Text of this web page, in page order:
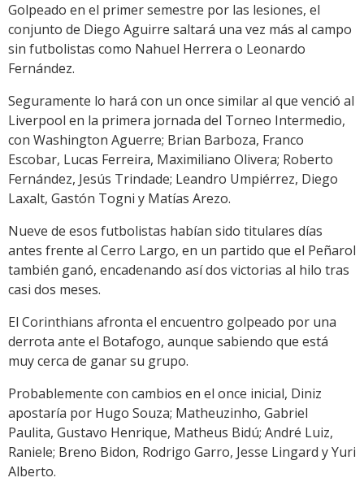
Golpeado en el primer semestre por las lesiones, el
conjunto de Diego Aguirre saltará una vez más al campo
sin futbolistas como Nahuel Herrera o Leonardo
Fernández.
Seguramente lo hará con un once similar al que venció al
Liverpool en la primera jornada del Torneo Intermedio,
con Washington Aguerre; Brian Barboza, Franco
Escobar, Lucas Ferreira, Maximiliano Olivera; Roberto
Fernández, Jesús Trindade; Leandro Umpiérrez, Diego
Laxalt, Gastón Togni y Matías Arezo.
Nueve de esos futbolistas habían sido titulares días
antes frente al Cerro Largo, en un partido que el Peñarol
también ganó, encadenando así dos victorias al hilo tras
casi dos meses.
El Corinthians afronta el encuentro golpeado por una
derrota ante el Botafogo, aunque sabiendo que está
muy cerca de ganar su grupo.
Probablemente con cambios en el once inicial, Diniz
apostaría por Hugo Souza; Matheuzinho, Gabriel
Paulita, Gustavo Henrique, Matheus Bidú; André Luiz,
Raniele; Breno Bidon, Rodrigo Garro, Jesse Lingard y Yuri
Alberto.